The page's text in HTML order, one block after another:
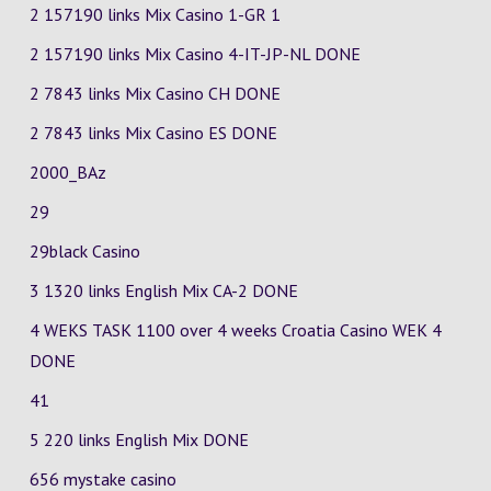
2 157190 links Mix Casino 1-GR 1
2 157190 links Mix Casino 4-IT-JP-NL DONE
2 7843 links Mix Casino CH DONE
2 7843 links Mix Casino ES DONE
2000_BAz
29
29black Casino
3 1320 links English Mix CA-2 DONE
4 WEKS TASK 1100 over 4 weeks Croatia Casino WEK 4
DONE
41
5 220 links English Mix DONE
656 mystake casino